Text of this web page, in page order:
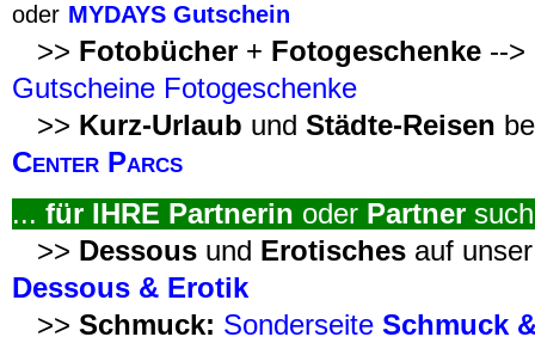
oder MYDAYS Gutschein
>> Fotobücher + Fotogeschenke -->
Gutscheine Fotogeschenke
>> Kurz-Urlaub und Städte-Reisen
Center Parcs
... für IHRE Partnerin oder Partner
>> Dessous und Erotisches auf
Dessous & Erotik
>> Schmuck: Sonderseite Schmuck